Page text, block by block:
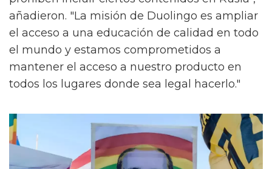
añadieron. "La misión de Duolingo es ampliar
el acceso a una educación de calidad en todo
el mundo y estamos comprometidos a
mantener el acceso a nuestro producto en
todos los lugares donde sea legal hacerlo."